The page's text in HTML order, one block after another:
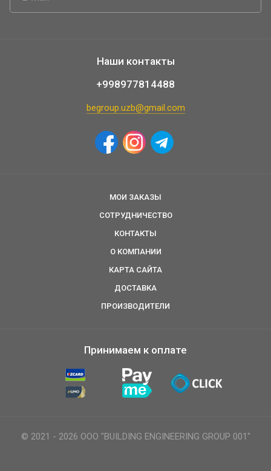
Наши контакты
+998977814488
begroup.uzb@gmail.com
МОИ ЗАКАЗЫ
СОТРУДНИЧЕСТВО
КОНТАКТЫ
О КОМПАНИИ
КАРТА САЙТА
ДОСТАВКА
ПРОИЗВОДИТЕЛИ
Принимаем к оплате
© 2021 - 2026 ООО "BUILDING ENGINEERING GROUP 001"